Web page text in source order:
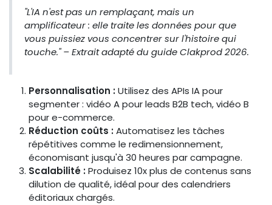
"L'IA n'est pas un remplaçant, mais un
amplificateur : elle traite les données pour que
vous puissiez vous concentrer sur l'histoire qui
touche." – Extrait adapté du guide Clakprod 2026.
Personnalisation :Utilisez des APIs IA pour
segmenter : vidéo A pour leads B2B tech, vidéo B
pour e-commerce.
Réduction coûts :Automatisez les tâches
répétitives comme le redimensionnement,
économisant jusqu'à 30 heures par campagne.
Scalabilité :Produisez 10x plus de contenus sans
dilution de qualité, idéal pour des calendriers
éditoriaux chargés.